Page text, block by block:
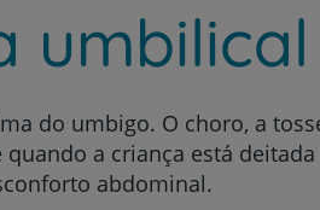
umbilical
do umbigo. O choro, a
a criança está
abdominal.